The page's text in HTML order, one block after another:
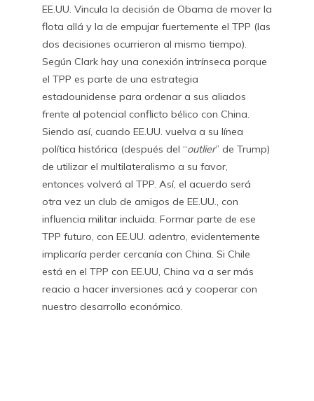
EE.UU. Vincula la decisión de Obama de mover la
flota allá y la de empujar fuertemente el TPP (las
dos decisiones ocurrieron al mismo tiempo).
Según Clark hay una conexión intrínseca porque
el TPP es parte de una estrategia
estadounidense para ordenar a sus aliados
frente al potencial conflicto bélico con China.
Siendo así, cuando EE.UU. vuelva a su línea
política histórica (después del “outlier” de Trump)
de utilizar el multilateralismo a su favor,
entonces volverá al TPP. Así, el acuerdo será
otra vez un club de amigos de EE.UU., con
influencia militar incluida. Formar parte de ese
TPP futuro, con EE.UU. adentro, evidentemente
implicaría perder cercanía con China. Si Chile
está en el TPP con EE.UU, China va a ser más
reacio a hacer inversiones acá y cooperar con
nuestro desarrollo económico.